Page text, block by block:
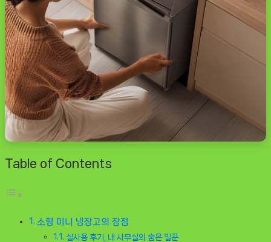
Table of Contents
소형 미니 냉장고의 장점
실사용 후기, 내 사무실의 숨은 일꾼